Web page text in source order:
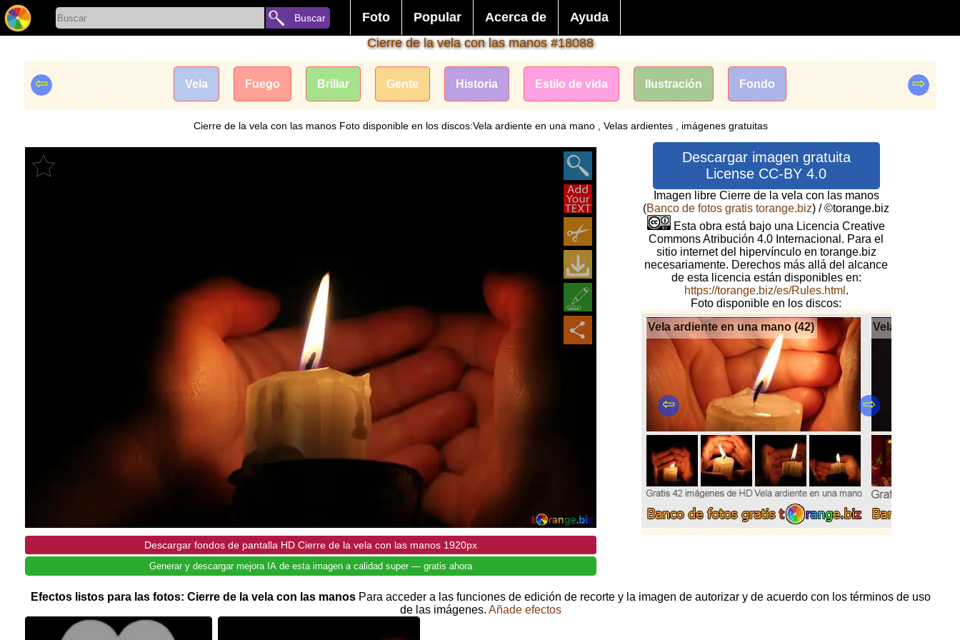
Buscar Foto Popular Acerca de
Ayuda
Cierre de la vela con las manos #18088
Vela Fuego Brillar Gente Historia Estilo de vida Ilustración Fondo
⇦ ⇨
Cierre de la vela con las manos Foto disponible en los discos:Vela ardiente en una mano , Velas ardientes , imágenes gratuitas
Descargar fondos de pantalla HD Cierre de la vela con las manos 1920px
Generar y descargar mejora IA de esta imagen a calidad super — gratis ahora
Descargar imagen gratuita
License CC-BY 4.0
Imagen libre Cierre de la vela con las manos
(Banco de fotos gratis torange.biz) / ©torange.biz
Esta obra está bajo una Licencia Creative
Commons Atribución 4.0 Internacional. Para el
sitio internet del hipervínculo en torange.biz
necesariamente. Derechos más allá del alcance
de esta licencia están disponibles en:
https://torange.biz/es/Rules.html .
Foto disponible en los discos:
Vela ardiente en una mano (42)
Velas ardientes
⇦ ⇨
Efectos listos para las fotos: Cierre de la vela con las manos Para acceder a las funciones de edición de recorte y la imagen de autorizar y de acuerdo con los términos de uso
de las imágenes. Añade efectos